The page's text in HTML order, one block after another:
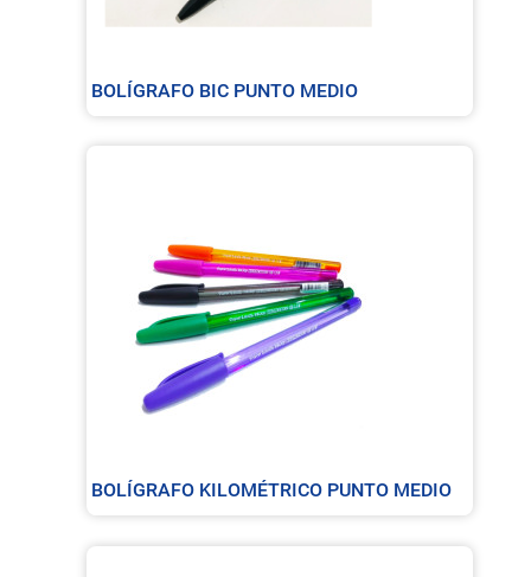
BOLÍGRAFO BIC PUNTO MEDIO
BOLÍGRAFO KILOMÉTRICO PUNTO MEDIO